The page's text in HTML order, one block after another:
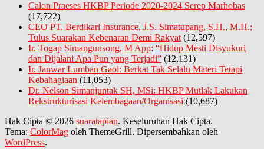
Calon Praeses HKBP Periode 2020-2024 Serep Marhobas
(17,722)
CEO PT. Berdikari Insurance, J.S. Simatupang, S.H., M.H.;
Tulus Suarakan Kebenaran Demi Rakyat (12,597)
Ir. Togap Simangunsong, M App: “Hidup Mesti Disyukuri
dan Dijalani Apa Pun yang Terjadi” (12,131)
Ir. Janwar Lumban Gaol: Berkat Tak Selalu Materi Tetapi
Kebahagiaan (11,053)
Dr. Nelson Simanjuntak SH, MSi: HKBP Mutlak Lakukan
Rekstrukturisasi Kelembagaan/Organisasi (10,687)
Hak Cipta © 2026 suaratapian. Keseluruhan Hak Cipta.
Tema: ColorMag oleh ThemeGrill. Dipersembahkan oleh
WordPress.